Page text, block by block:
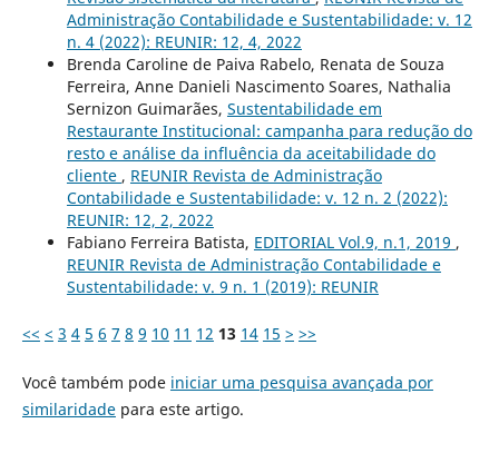
Administração Contabilidade e Sustentabilidade: v. 12
n. 4 (2022): REUNIR: 12, 4, 2022
Brenda Caroline de Paiva Rabelo, Renata de Souza
Ferreira, Anne Danieli Nascimento Soares, Nathalia
Sernizon Guimarães, Sustentabilidade em
Restaurante Institucional: campanha para redução do
resto e análise da influência da aceitabilidade do
cliente , REUNIR Revista de Administração
Contabilidade e Sustentabilidade: v. 12 n. 2 (2022):
REUNIR: 12, 2, 2022
Fabiano Ferreira Batista, EDITORIAL Vol.9, n.1, 2019 ,
REUNIR Revista de Administração Contabilidade e
Sustentabilidade: v. 9 n. 1 (2019): REUNIR
<< < 3 4 5 6 7 8 9 10 11 12 13 14 15 > >>
Você também pode iniciar uma pesquisa avançada por
similaridadepara este artigo.